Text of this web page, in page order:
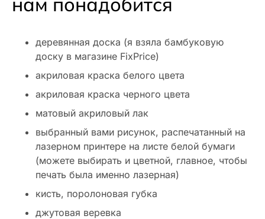
деревянная доска (я взяла бамбуковую
доску в магазине FixPrice)
акриловая краска белого цвета
акриловая краска черного цвета
матовый акриловый лак
выбранный вами рисунок, распечатанный на
лазерном принтере на листе белой бумаги
(можете выбирать и цветной, главное, чтобы
печать была именно лазерная)
кисть, поролоновая губка
джутовая веревка